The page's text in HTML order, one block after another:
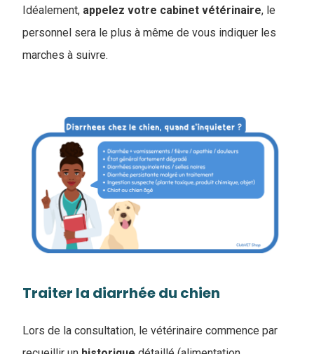
Idéalement, appelez votre cabinet vétérinaire, le
personnel sera le plus à même de vous indiquer les
marches à suivre.
Traiter la diarrhée du chien
Lors de la consultation, le vétérinaire commence par